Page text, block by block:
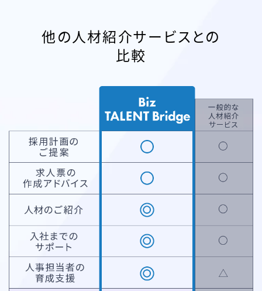
他の人材紹介サービスとの
比較